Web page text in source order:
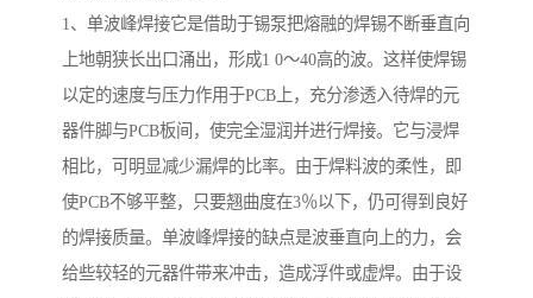
1、单波峰焊接它是借助于锡泵把熔融的焊锡不断垂直向
上地朝狭长出口涌出，形成1 0～40高的波。这样使焊锡
以定的速度与压力作用于PCB上，充分渗透入待焊的元
器件脚与PCB板间，使完全湿润并进行焊接。它与浸焊
相比，可明显减少漏焊的比率。由于焊料波的柔性，即
使PCB不够平整，只要翘曲度在3％以下，仍可得到良好
的焊接质量。单波峰焊接的缺点是波垂直向上的力，会
给些较轻的元器件带来冲击，造成浮件或虚焊。由于设